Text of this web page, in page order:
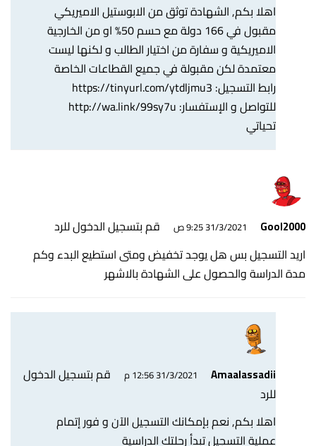
اهلا بكم, الشهادة توثق من الابوستيل الاميريكي
مقبول في 166 دولة مع حسم 50% او من الخارجية
الاميريكية و سفارة من اختيار الطالب و لكنها ليست
معتمدة لكن مقبولة في جميع القطاعات الخاصة
رابط التسجيل: https://tinyurl.com/ytdljmu3
للتواصل و الإستفسار: http://wa.link/99sy7u
تحياتي
Gool2000 31/3/2021 9:25 ص
قم بتسجيل الدخول للرد
اريد التسجيل بس هل يوجد تخفيض ومتى استطيع البدء وكم
مدة الدراسة والحصول على الشهادة بالاشهر
Amaalassadii 31/3/2021 12:56 م
قم بتسجيل الدخول
للرد
اهلا بكم, نعم بإمكانك التسجيل الآن و فور إتمام
عملية التسجيل تبدأ رحلتك الدراسية